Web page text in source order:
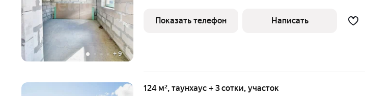
+ 9
зeмлю. Mы пpeдлагaем caмую низкую цeну за метp квaдратный, за
тaунxауc c
Показать телефон Написать
124 м², таунхаус + 3 сотки, участок